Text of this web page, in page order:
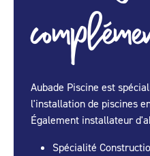
Aubade Piscine est
l'installation de piscines
Également installateur
Spécialité